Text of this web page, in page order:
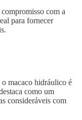
com a
para fornecer
macaco hidráulico é
como um
consideráveis com